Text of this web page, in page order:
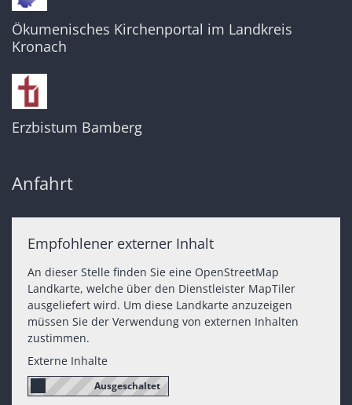
Ökumenisches Kirchenportal im Landkreis
Kronach
Erzbistum Bamberg
Anfahrt
Empfohlener externer Inhalt
An dieser Stelle finden Sie eine OpenStreetMap
Landkarte, welche über den Dienstleister MapTiler
ausgeliefert wird. Um diese Landkarte anzuzeigen
müssen Sie der Verwendung von externen Inhalten
zustimmen.
Externe Inhalte